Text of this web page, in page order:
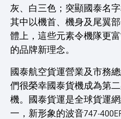
灰、白三色；突顯國泰名
其中以機首、機身及尾翼
體上，這些元素令機隊更
的品牌新理念。
國泰航空貨運營業及市務
們很榮幸國泰貨機成為第
機。國泰貨運是全球貨運
一，新形象的波音747-